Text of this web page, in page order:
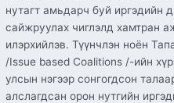
нутагт амьдарч буй иргэдийн
сайжруулах чиглэлд хамтран
илэрхийлэв. Түүнчлэн ноён
/Issue based Coalitions /-ийн
улсын нэгээр сонгогдсон
алслагдсан орон нутгийн